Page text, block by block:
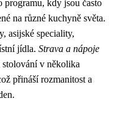
programu, kdy jsou často
na různé kuchyně světa.
asijské speciality,
jídla. Strava a nápoje
stolování v několika
přináší rozmanitost a